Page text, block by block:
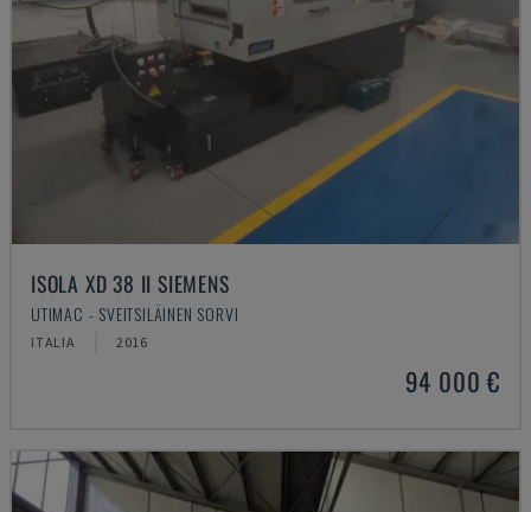
ISOLA XD 38 II SIEMENS
UTIMAC - SVEITSILÄINEN SORVI
ITALIA 2016
94 000 €